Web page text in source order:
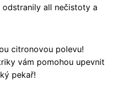
all nečistoty a
citronovou polevu!
vám pomohou upevnit
pekař!